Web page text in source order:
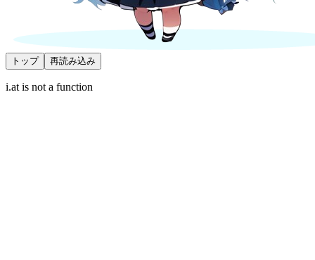
トップ 再読み込み
i.at is not a function